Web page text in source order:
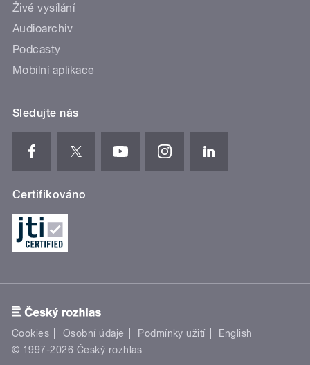
Živé vysílání
Audioarchiv
Podcasty
Mobilní aplikace
Sledujte nás
Certifikováno
Cookies Osobní údaje Podmínky užití
English
© 1997-2026 Český rozhlas